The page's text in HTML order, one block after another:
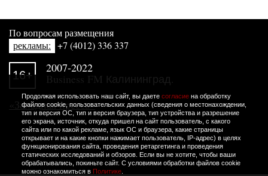
Продолжая использовать наш сайт, вы даете согласиена обработку
файлов cookie, пользовательских данных (сведения о местонахождении,
тип и версия ОС, тип и версия браузера, тип устройства и разрешение
его экрана, источник, откуда пришел на сайт пользователь, с какого
сайта или по какой рекламе, язык ОС и браузера, какие страницы
открывает и на какие кнопки нажимает пользователь, IP-адрес) в целях
функционирования сайта, проведения ретаргетинга и проведения
статических исследований и обзоров. Если вы не хотите, чтобы ваши
обрабатывались, покиньте сайт. С условиями обработки файлов cookie
можно ознакомиться в Политике.
По вопросам размещения
рекламы: +7 (4012) 336 337
16+
2007-2022
Business FM Калининград.
«Западная пресса»